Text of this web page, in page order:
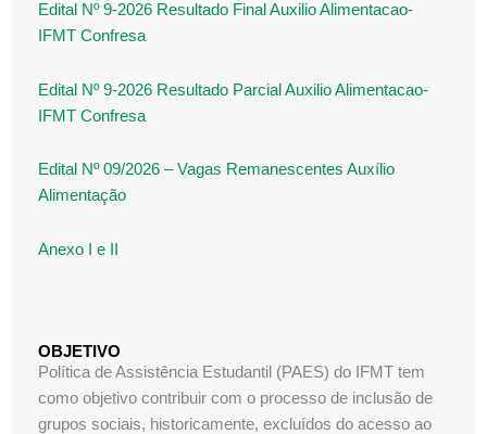
Edital Nº 9-2026 Resultado Final Auxilio Alimentacao-
IFMT Confresa
Edital Nº 9-2026 Resultado Parcial Auxilio Alimentacao-
IFMT Confresa
Edital Nº 09/2026 – Vagas Remanescentes Auxílio
Alimentação
Anexo I e II
OBJETIVO
Política de Assistência Estudantil (PAES) do IFMT tem
como objetivo contribuir com o processo de inclusão de
grupos sociais, historicamente, excluídos do acesso ao